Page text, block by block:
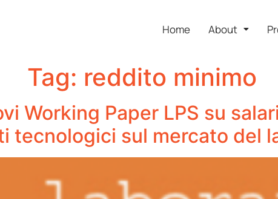
Home About
Tag: reddito minimo
Working Paper LPS su
tecnologici sul mercato del